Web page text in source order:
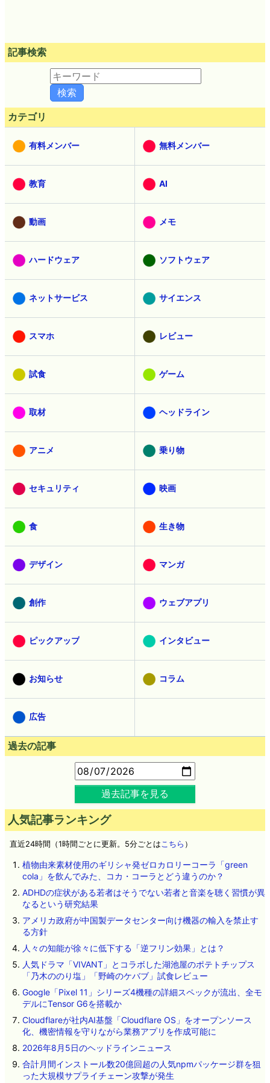
記事検索
カテゴリ
有料メンバー 無料メンバー
教育 AI
動画 メモ
ハードウェア ソフトウェア
ネットサービス サイエンス
スマホ レビュー
試食 ゲーム
取材 ヘッドライン
アニメ 乗り物
セキュリティ 映画
食 生き物
デザイン マンガ
創作 ウェブアプリ
ピックアップ インタビュー
お知らせ コラム
広告
過去の記事
過去記事を見る
人気記事ランキング
直近24時間（1時間ごとに更新。5分ごとはこちら ）
植物由来素材使用のギリシャ発ゼロカロリーコーラ「green
cola」を飲んでみた、コカ・コーラとどう違うのか？
ADHDの症状がある若者はそうでない若者と音楽を聴く習慣が異
なるという研究結果
アメリカ政府が中国製データセンター向け機器の輸入を禁止す
る方針
人々の知能が徐々に低下する「逆フリン効果」とは？
人気ドラマ「VIVANT」とコラボした湖池屋のポテトチップス
「乃木ののり塩」「野崎のケバブ」試食レビュー
Google「Pixel 11」シリーズ4機種の詳細スペックが流出、全モ
デルにTensor G6を搭載か
Cloudflareが社内AI基盤「Cloudflare OS」をオープンソース
化、機密情報を守りながら業務アプリを作成可能に
2026年8月5日のヘッドラインニュース
合計月間インストール数20億回超の人気npmパッケージ群を狙
った大規模サプライチェーン攻撃が発生